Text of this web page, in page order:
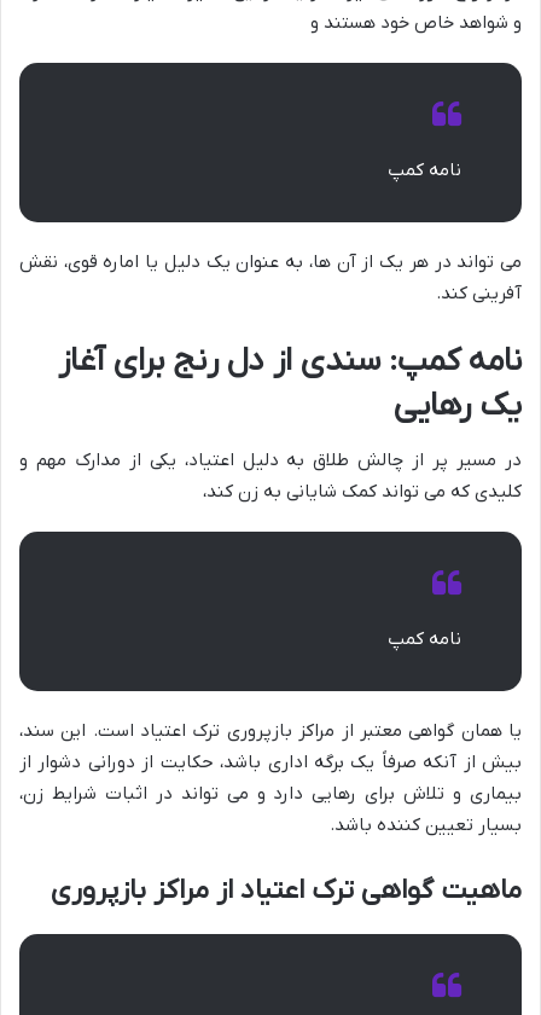
و شواهد خاص خود هستند و
نامه کمپ
می تواند در هر یک از آن ها، به عنوان یک دلیل یا اماره قوی، نقش
آفرینی کند.
نامه کمپ: سندی از دل رنج برای آغاز
یک رهایی
در مسیر پر از چالش طلاق به دلیل اعتیاد، یکی از مدارک مهم و
کلیدی که می تواند کمک شایانی به زن کند،
نامه کمپ
یا همان گواهی معتبر از مراکز بازپروری ترک اعتیاد است. این سند،
بیش از آنکه صرفاً یک برگه اداری باشد، حکایت از دورانی دشوار از
بیماری و تلاش برای رهایی دارد و می تواند در اثبات شرایط زن،
بسیار تعیین کننده باشد.
ماهیت گواهی ترک اعتیاد از مراکز بازپروری